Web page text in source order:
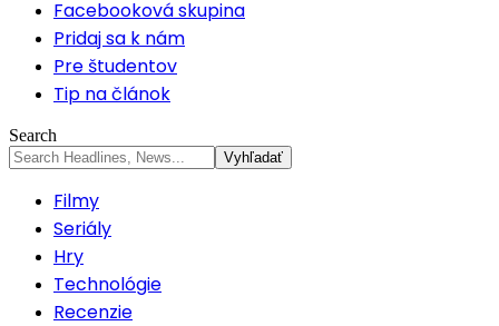
Facebooková skupina
Pridaj sa k nám
Pre študentov
Tip na článok
Search
Filmy
Seriály
Hry
Technológie
Recenzie